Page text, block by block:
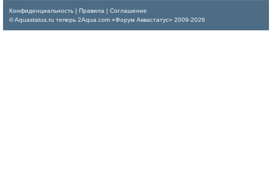
Конфиденциальность Правила
Соглашение
© Aquastatus.ru теперь 2Aqua.com «Форум Аквастатус» 2009-2026